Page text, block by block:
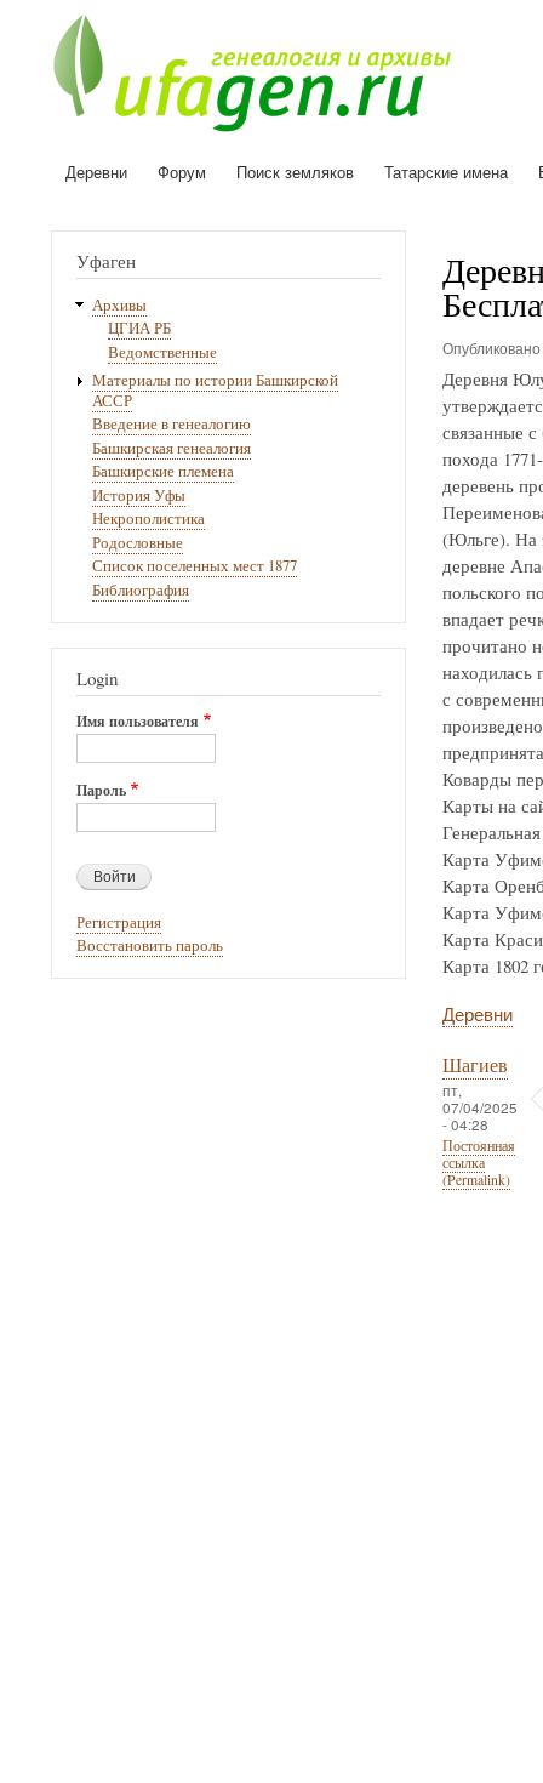
Основная
Деревни Форум Поиск земляков Татарские имена
Опубликовано
Деревня
связанные
похода
деревень
(Юльге). На
деревне
польского
впадает
прочитано
находилась
с
Коварды
Карты на
Карта
Карта
Карта
Карта
Карта 1802
Деревни
Шагиев
пт,
07/04/2025
- 04:28
Постоянная
ссылка
(Permalink)
Уфаген
Архивы
ЦГИА РБ
Ведомственные
Материалы по истории Башкирской
АССР
Введение в генеалогию
Башкирская генеалогия
Башкирские племена
История Уфы
Некрополистика
Родословные
Список поселенных мест 1877
Библиография
Login
Имя пользователя
Пароль
Регистрация
Восстановить пароль